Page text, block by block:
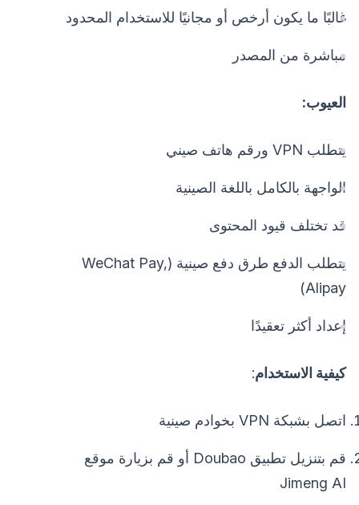
غالبًا ما يكون أرخص أو مجانيًا للاستخدام المحدود
مباشرة من المصدر
العيوب:
يتطلب VPN ورقم هاتف صيني
الواجهة بالكامل باللغة الصينية
قد تختلف قيود المحتوى
يتطلب الدفع طرق دفع صينية (WeChat Pay,
Alipay)
إعداد أكثر تعقيدًا
كيفية الاستخدام:
اتصل بشبكة VPN بخوادم صينية
قم بتنزيل تطبيق Doubao أو قم بزيارة موقع
Jimeng AI